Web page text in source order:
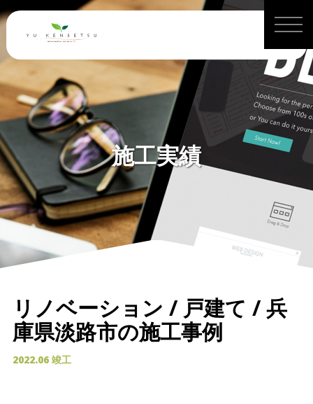
施工実績
リノベーション / 戸建て / 兵
庫県淡路市の施工事例
2022.06 竣工